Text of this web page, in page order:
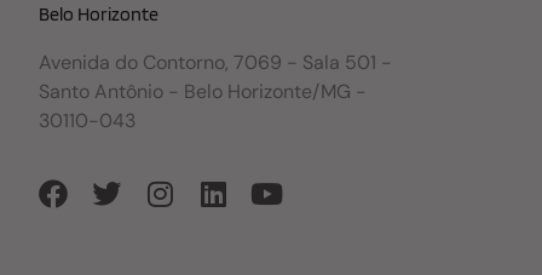
Belo Horizonte
Avenida do Contorno, 7069 - Sala 501 -
Santo Antônio - Belo Horizonte/MG -
30110-043